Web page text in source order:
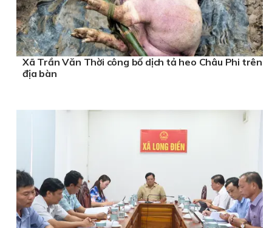
Xã Trần Văn Thời công bố dịch tả heo Châu Phi trên
địa bàn